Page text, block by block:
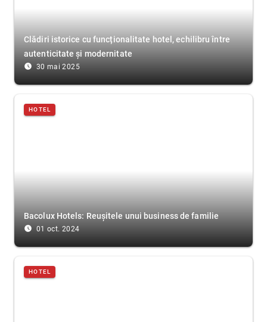
Clădiri istorice cu funcționalitate hotel, echilibru între
autenticitate și modernitate
access_time_filled 30 mai 2025
HOTEL
Bacolux Hotels: Reușitele unui business de familie
access_time_filled 01 oct. 2024
HOTEL